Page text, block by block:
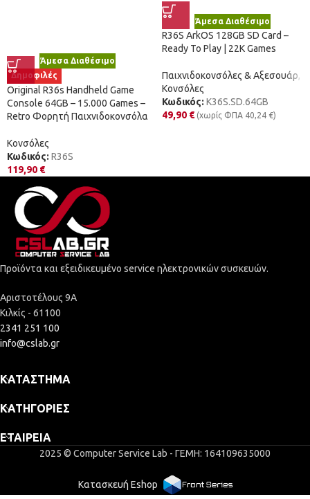
Άμεσα Διαθέσιμο
Δημοφιλές
Original R36s Handheld Game
Console 64GB – 15.000 Games –
Retro Φορητή Παιχνιδοκονσόλα
Κονσόλες
Κωδικός: R36S
119,90 €
Άμεσα Διαθέσιμο
R36S ArkOS 128GB SD Card –
Ready To Play | 22K Games
Παιχνιδοκονσόλες & Αξεσουάρ,
Κονσόλες
Κωδικός: K36S.SD.64GB
49,90 € (χωρίς ΦΠΑ 40,24 €)
Προϊόντα και εξειδικευμένο service ηλεκτρονικών συσκευών.
Αριστοτέλους 9Α
Κιλκίς - 61100
2341 251 100
info@cslab.gr
ΚΑΤΆΣΤΗΜΑ
ΚΑΤΗΓΟΡΊΕΣ
ΕΤΑΙΡΕΊΑ
2025 © Computer Service Lab - ΓΕΜΗ: 164109635000
Κατασκευή Eshop